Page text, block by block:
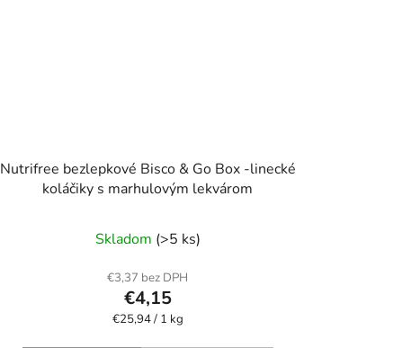
Nutrifree bezlepkové Bisco & Go Box -linecké
koláčiky s marhulovým lekvárom
Skladom (>5 ks)
€3,37 bez DPH
€4,15
Jednotková
€25,94 / 1 kg